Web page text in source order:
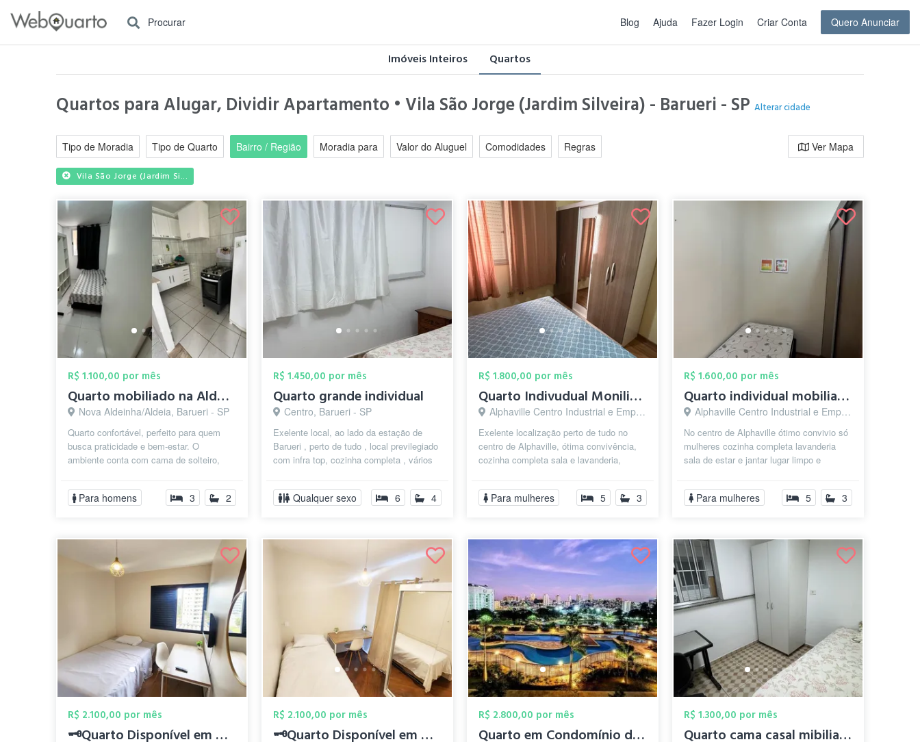
Procurar Blog Ajuda Fazer Login Criar Conta Quero Anunciar
Imóveis Inteiros Quartos
Quartos para Alugar, Dividir Apartamento • Vila São Jorge (Jardim Silveira) - Barueri - SPAlterar cidade
Tipo de Moradia Tipo de Quarto Bairro / Região Moradia para Valor do Aluguel Comodidades Regras Ver Mapa
Vila São Jorge (Jardim Si...
R$ 1.100,00 por mês
Quarto mobiliado na Aldeia de Barueri
Nova Aldeinha/Aldeia, Barueri - SP
Quarto confortável, perfeito para quem
busca praticidade e bem-estar. O
ambiente conta com cama de solteiro,
co...
Para homens 3 2
R$ 1.450,00 por mês
Quarto grande individual
Centro, Barueri - SP
Exelente local, ao lado da estação de
Barueri , perto de tudo , local previlegiado
com infra top, cozinha completa , vários
Qualquer sexo 6 4
R$ 1.800,00 por mês
Quarto Indivudual Moniliado
Alphaville Centro Industrial e Empresarial/Alphaville., Barueri - SP
Exelente localização perto de tudo no
centro de Alphaville, ótima convivência,
cozinha completa sala e lavanderia,
Para mulheres 5 3
R$ 1.600,00 por mês
Quarto individual mobiliado
Alphaville Centro Industrial e Empresarial/Alphaville., Barueri - SP
No centro de Alphaville ótimo convivio só
mulheres cozinha completa lavanderia
sala de estar e jantar lugar limpo e
Para mulheres 5 3
R$ 2.100,00 por mês
🗝️Quarto Disponível em Alphaville ✅
R$ 2.100,00 por mês
🗝️Quarto Disponível em Alphaville ✅
R$ 2.800,00 por mês
Quarto em Condomínio de Alto Padrão Baru...
R$ 1.300,00 por mês
Quarto cama casal mibiliado individual